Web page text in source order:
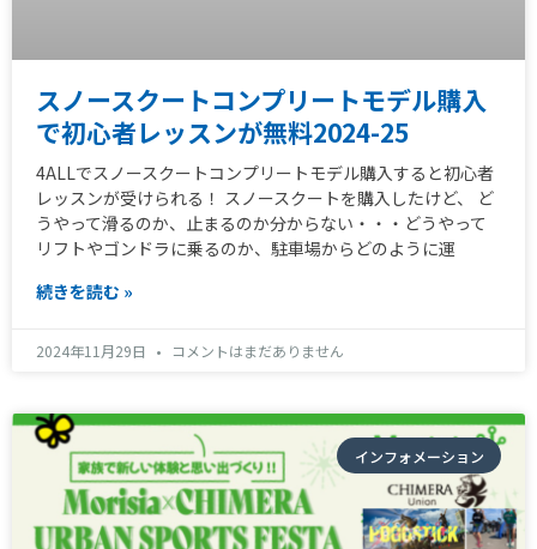
スノースクートコンプリートモデル購入
で初心者レッスンが無料2024-25
4ALLでスノースクートコンプリートモデル購入すると初心者
レッスンが受けられる！ スノースクートを購入したけど、 ど
うやって滑るのか、止まるのか分からない・・・どうやって
リフトやゴンドラに乗るのか、駐車場からどのように運
続きを読む »
2024年11月29日 コメントはまだありません
インフォメーション